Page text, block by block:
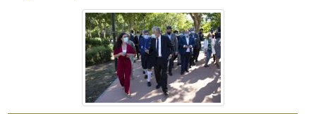
O Presidente da República Marcelo Rebelo de Sousa recebe, no
Na sequência do adiamento, devido à pandemia, da apresentação do
O Presidente da República Marcelo Rebelo de Sousa recebe, em
O Presidente da República Marcelo Rebelo de Sousa recebe, em
Na sequência da sua participação no #EstudoEmCasa, com uma aula
O Presidente da República Marcelo Rebelo de Sousa participa, no